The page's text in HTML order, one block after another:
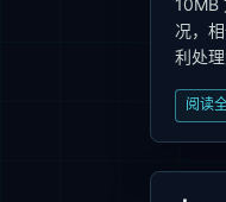
10MB
况，
利处
阅读